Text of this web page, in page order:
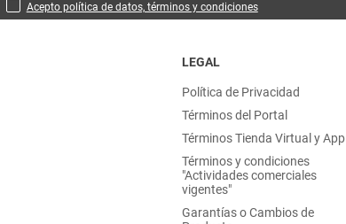
Acepto política de datos, términos y condiciones
LEGAL
Política de Privacidad
Términos del Portal
Términos Tienda Virtual y App
Términos y condiciones
"Actividades comerciales
vigentes"
Garantías o Cambios de